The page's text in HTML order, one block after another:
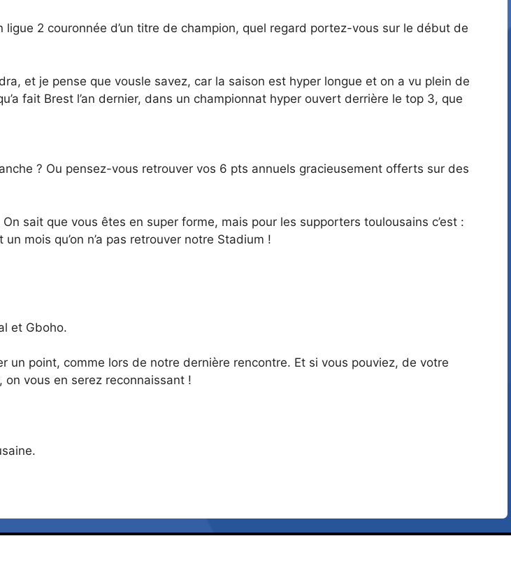
2 couronnée d’un titre de champion, quel regard portez-vous sur le début de
et je pense que vousle savez, car la saison est hyper longue et on a vu plein de
fait Brest l’an dernier, dans un championnat hyper ouvert derrière le top 3, que
? Ou pensez-vous retrouver vos 6 pts annuels gracieusement offerts sur des
sait que vous êtes en super forme, mais pour les supporters toulousains c’est :
mois qu’on n’a pas retrouver notre Stadium !
et Gboho.
point, comme lors de notre dernière rencontre. Et si vous pouviez, de votre
on vous en serez reconnaissant !